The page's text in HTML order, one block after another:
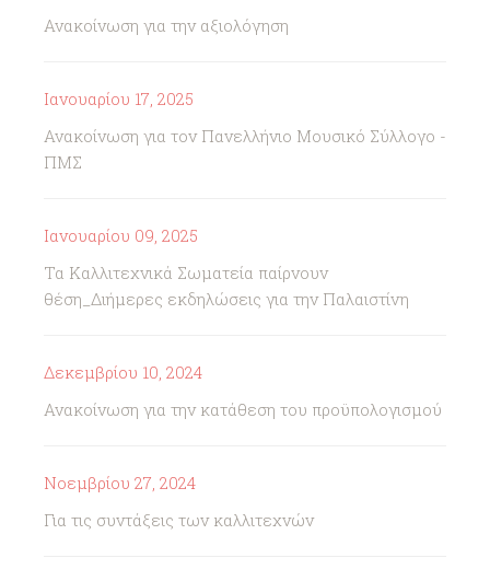
Ανακοίνωση για την αξιολόγηση
Ιανουαρίου 17, 2025
Ανακοίνωση για τον Πανελλήνιο Μουσικό Σύλλογο -
ΠΜΣ
Ιανουαρίου 09, 2025
Τα Καλλιτεχνικά Σωματεία παίρνουν
θέση_Διήμερες εκδηλώσεις για την Παλαιστίνη
Δεκεμβρίου 10, 2024
Ανακοίνωση για την κατάθεση του προϋπολογισμού
Νοεμβρίου 27, 2024
Για τις συντάξεις των καλλιτεχνών